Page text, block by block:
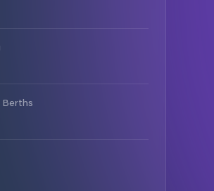
Berths